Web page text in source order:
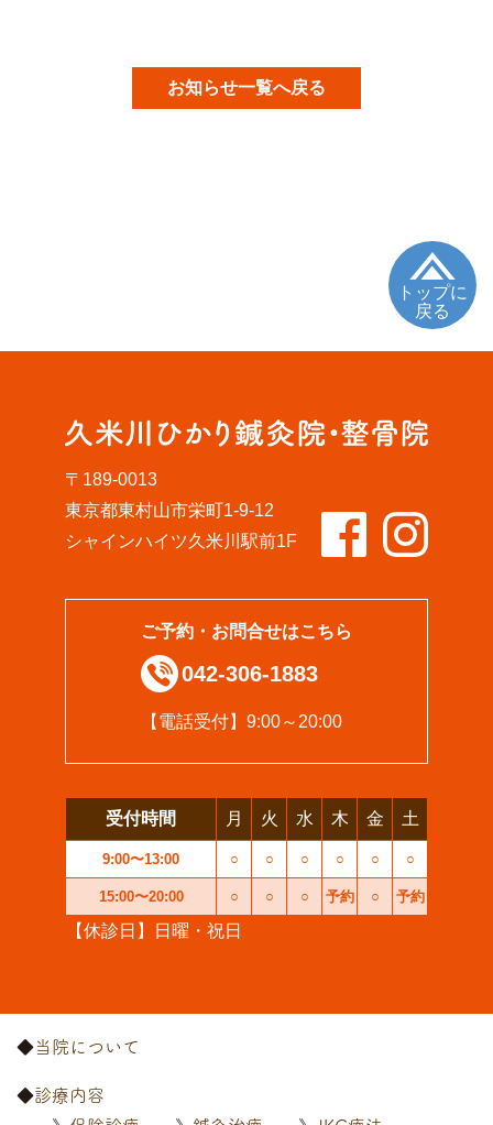
お知らせ一覧へ戻る
トップに
戻る
〒189-0013
東京都東村山市栄町1-9-12
シャインハイツ久米川駅前1F
ご予約・お問合せはこちら
042-306-1883
【電話受付】9:00～20:00
受付時間 月 火 水 木 金 土
9:00〜13:00 ○ ○ ○ ○ ○ ○
15:00〜20:00 ○ ○ ○ 予約 ○ 予約
【休診日】日曜・祝日
当院について
診療内容